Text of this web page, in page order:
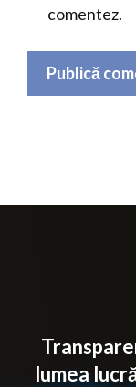
comentez.
lumea